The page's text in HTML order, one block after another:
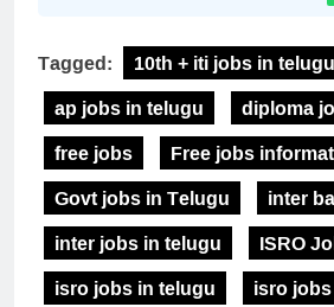
Tagged:
10th + iti jobs in telugu
ap jobs in telugu
diploma
free jobs
Free jobs
Govt jobs in Telugu
inter
inter jobs in telugu
ISRO
isro jobs in telugu
isro